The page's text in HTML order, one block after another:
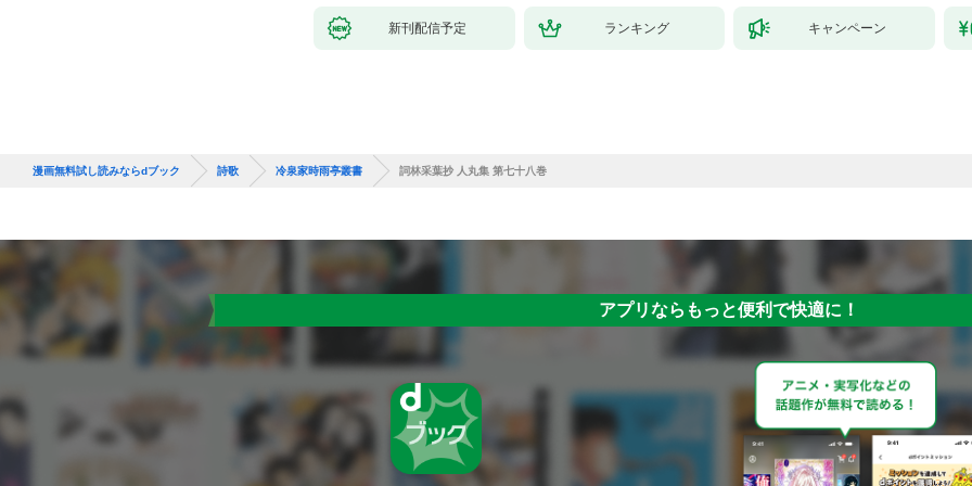
新刊配信予定 ランキング キャンペーン
漫画無料試し読みならdブック 詩歌 冷泉家時雨亭叢書 詞林采葉抄 人丸集 第七十八巻
アプリならもっと便利で快適に！